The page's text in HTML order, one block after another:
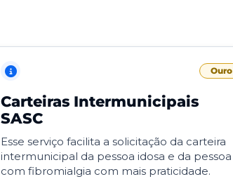
Ouro
Carteiras Intermunicipais
SASC
Esse serviço facilita a solicitação da carteira
intermunicipal da pessoa idosa e da pessoa
com fibromialgia com mais praticidade.